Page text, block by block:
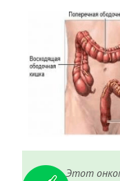
Этот